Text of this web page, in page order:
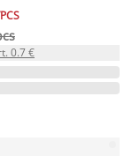
0.7 €